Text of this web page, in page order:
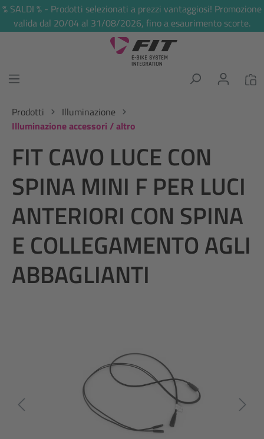
principale
% SALDI % - Prodotti selezionati a prezzi vantaggiosi! Promozione
valida dal 20/04 al 31/08/2026, fino a esaurimento scorte.
Prodotti
Illuminazione
Illuminazione accessori / altro
FIT CAVO LUCE CON
SPINA MINI F PER LUCI
ANTERIORI CON SPINA
E COLLEGAMENTO AGLI
ABBAGLIANTI